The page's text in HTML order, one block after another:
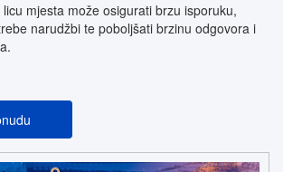
mjesta može osigurati brzu isporuku,
narudžbi te poboljšati brzinu odgovora i